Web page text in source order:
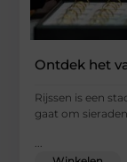
Ontdek het
Rijssen is een
gaat om